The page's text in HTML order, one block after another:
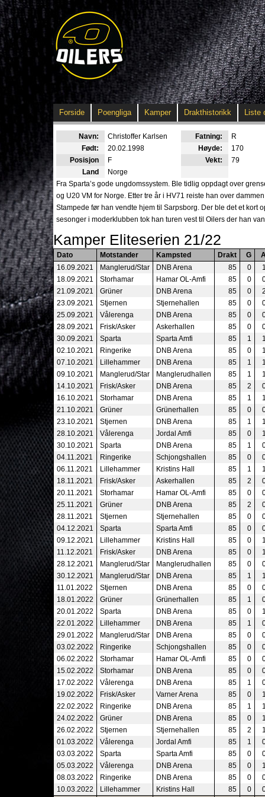
Forside Poengliga Kamper Drakthistorikk Liste
Navn: Christoffer Karlsen Fatning:
R
Født:
20.02.1998 Høyde:
170
Posisjon
F Vekt:
79
Land
Norge
Fra Sparta’s gode ungdomssystem. Ble tidlig oppdagt over
og U20 VM for Norge. Etter tre år i HV71 reiste han over
Stampede før han vendte hjem til Sarpsborg. Der ble det et kort
sesonger i moderklubben tok han turen vest til Oilers der han
Kamper Eliteserien 21/22
Dato Motstander Kampsted Drakt G
16.09.2021
Manglerud/Star DNB Arena 85 0
18.09.2021
Storhamar Hamar OL-Amfi 85 0
21.09.2021
Grüner DNB Arena 85 0
23.09.2021
Stjernen Stjernehallen 85 0
25.09.2021
Vålerenga DNB Arena 85 0
28.09.2021
Frisk/Asker Askerhallen 85 0
30.09.2021
Sparta Sparta Amfi 85 1
02.10.2021
Ringerike DNB Arena 85 0
07.10.2021
Lillehammer DNB Arena 85 1
09.10.2021
Manglerud/Star Manglerudhallen 85 1
14.10.2021
Frisk/Asker DNB Arena 85 2
16.10.2021
Storhamar DNB Arena 85 1
21.10.2021
Grüner Grünerhallen 85 0
23.10.2021
Stjernen DNB Arena 85 1
28.10.2021
Vålerenga Jordal Amfi 85 0
30.10.2021
Sparta DNB Arena 85 1
04.11.2021
Ringerike Schjongshallen 85 0
06.11.2021
Lillehammer Kristins Hall 85 1
18.11.2021
Frisk/Asker Askerhallen 85 2
20.11.2021
Storhamar Hamar OL-Amfi 85 0
25.11.2021
Grüner DNB Arena 85 2
28.11.2021
Stjernen Stjernehallen 85 0
04.12.2021
Sparta Sparta Amfi 85 0
09.12.2021
Lillehammer Kristins Hall 85 0
11.12.2021
Frisk/Asker DNB Arena 85 0
28.12.2021
Manglerud/Star Manglerudhallen 85 0
30.12.2021
Manglerud/Star DNB Arena 85 1
11.01.2022
Stjernen DNB Arena 85 0
18.01.2022
Grüner Grünerhallen 85 1
20.01.2022
Sparta DNB Arena 85 0
22.01.2022
Lillehammer DNB Arena 85 1
29.01.2022
Manglerud/Star DNB Arena 85 0
03.02.2022
Ringerike Schjongshallen 85 0
06.02.2022
Storhamar Hamar OL-Amfi 85 0
15.02.2022
Storhamar DNB Arena 85 0
17.02.2022
Vålerenga DNB Arena 85 1
19.02.2022
Frisk/Asker Varner Arena 85 0
22.02.2022
Ringerike DNB Arena 85 1
24.02.2022
Grüner DNB Arena 85 0
26.02.2022
Stjernen Stjernehallen 85 2
01.03.2022
Vålerenga Jordal Amfi 85 1
03.03.2022
Sparta Sparta Amfi 85 0
05.03.2022
Vålerenga DNB Arena 85 0
08.03.2022
Ringerike DNB Arena 85 0
10.03.2022
Lillehammer Kristins Hall 85 0